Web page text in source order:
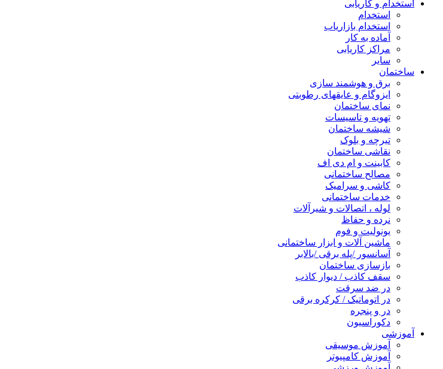
استخدام و کاریابی
استخدام
استخدام بازاریاب
آماده به کار
مراکز کاریابی
سایر
ساختمان
برق و هوشمند سازی
ایزوگام و عایقهای رطوبتی
نمای ساختمان
تهویه و تاسیسات
شیشه ساختمان
تیرچه و بلوک
نقاشی ساختمان
کابینت و ام دی اف
مصالح ساختمانی
کاشی و سرامیک
خدمات ساختمانی
لوله ، اتصالات و شیرآلات
نرده و حفاظ
یونولیت و فوم
ماشین آلات و ابزار ساختمانی
آسانسور /پله برقی /بالابر
بازسازی ساختمان
سقف کاذب / دیوار کاذب
در ضد سرقت
در اتوماتیک / کرکره برقی
در و پنجره
دکوراسیون
آموزشی
آموزش موسیقی
آموزش کامپیوتر